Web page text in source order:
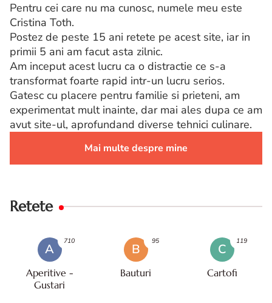
Pentru cei care nu ma cunosc, numele meu este
Cristina Toth.
Postez de peste 15 ani retete pe acest site, iar in
primii 5 ani am facut asta zilnic.
Am inceput acest lucru ca o distractie ce s-a
transformat foarte rapid intr-un lucru serios.
Gatesc cu placere pentru familie si prieteni, am
experimentat mult inainte, dar mai ales dupa ce am
avut site-ul, aprofundand diverse tehnici culinare.
Mai multe despre mine
Retete
A
Aperitive -
Gustari
710
B
Bauturi
95
C
Cartofi
119